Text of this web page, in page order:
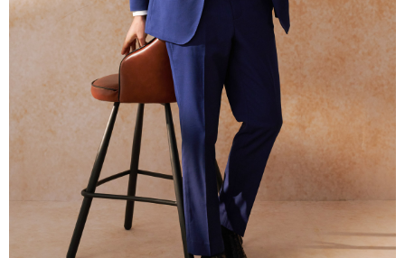
【注意事項】
１．透過由恩沛科技股份有限公司提供之「AFTEE先享後付」服務完成之交
易，需依本服務之必要範圍內提供個人資料，並將交易相關給付款項請求債
權轉讓予恩沛科技股份有限公司。
２．關於個人資料處理事宜，請瀏覽以下網址：
https://aftee.tw/terms/#terms3
３．未成年的使用者請事先徵得法定代理人或監護人之同意方可使用
「AFTEE先享後付」，若未經同意申辦者引起之損失，本公司不負相關責
４．使用「AFTEE先享後付」時，將依據個別帳號之用戶狀況，依本公司即
時審查核予不同之上限額度；若仍有額度不足之情形，本公司將視審查結果
請求用戶進行身份認證。
５．嚴禁一人註冊多個帳號或使用他人資訊註冊。若發現惡意使用之情形，
恩沛科技股份有限公司將有權停止該用戶之使用額度並採取法律行動。